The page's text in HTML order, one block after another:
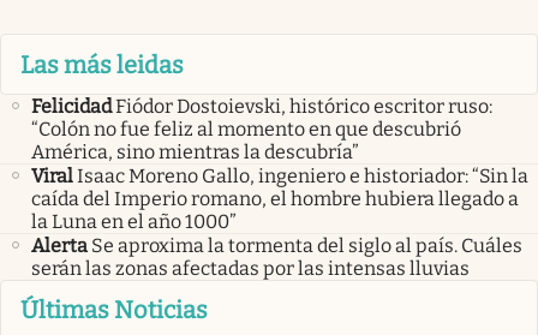
Las más leidas
FelicidadFiódor Dostoievski, histórico escritor ruso:
“Colón no fue feliz al momento en que descubrió
América, sino mientras la descubría”
ViralIsaac Moreno Gallo, ingeniero e historiador: “Sin la
caída del Imperio romano, el hombre hubiera llegado a
la Luna en el año 1000”
Alerta Se aproxima la tormenta del siglo al país. Cuáles
serán las zonas afectadas por las intensas lluvias
Últimas Noticias